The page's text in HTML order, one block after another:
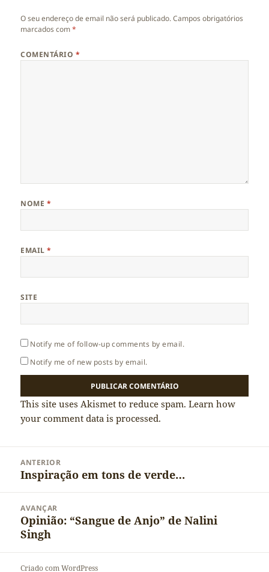
O seu endereço de email não será publicado. Campos obrigatórios
marcados com*
COMENTÁRIO *
NOME *
EMAIL*
SITE
Notify me of follow-up comments by email.
Notify me of new posts by email.
This site uses Akismet to reduce spam.Learn how
your comment data is processed.
artigos
ANTERIOR
Artigo
Inspiração em tons de verde…
AVANÇAR
Artigo
seguinte:
Opinião: “Sangue de Anjo” de Nalini
Singh
Criado com WordPress